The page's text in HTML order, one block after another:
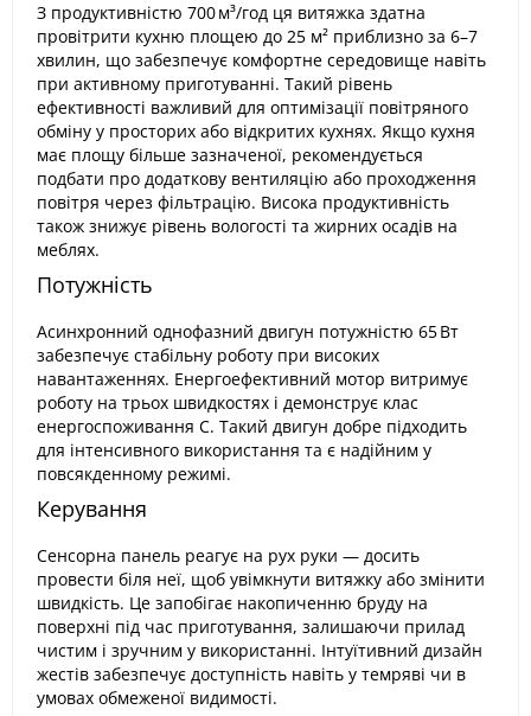
З продуктивністю 700 м³/год ця витяжка здатна
провітрити кухню площею до 25 м² приблизно за 6–7
хвилин, що забезпечує комфортне середовище навіть
при активному приготуванні. Такий рівень
ефективності важливий для оптимізації повітряного
обміну у просторих або відкритих кухнях. Якщо кухня
має площу більше зазначеної, рекомендується
подбати про додаткову вентиляцію або проходження
повітря через фільтрацію. Висока продуктивність
також знижує рівень вологості та жирних осадів на
меблях.
Потужність
Асинхронний однофазний двигун потужністю 65 Вт
забезпечує стабільну роботу при високих
навантаженнях. Енергоефективний мотор витримує
роботу на трьох швидкостях і демонструє клас
енергоспоживання С. Такий двигун добре підходить
для інтенсивного використання та є надійним у
повсякденному режимі.
Керування
Сенсорна панель реагує на рух руки — досить
провести біля неї, щоб увімкнути витяжку або змінити
швидкість. Це запобігає накопиченню бруду на
поверхні під час приготування, залишаючи прилад
чистим і зручним у використанні. Інтуїтивний дизайн
жестів забезпечує доступність навіть у темряві чи в
умовах обмеженої видимості.